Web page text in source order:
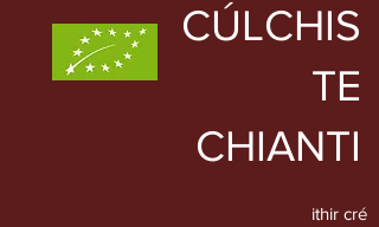
ithir cré
CÚLCHIS
TE
CHIANTI